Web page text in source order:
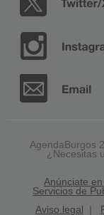
AgendaBurgos
¿Necesitas
Anúnciate
Servicios de
Aviso legal